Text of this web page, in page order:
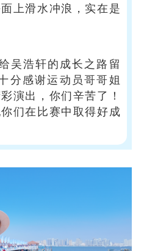
上滑水冲浪，实在是
吴浩轩的成长之路留
分感谢运动员哥哥姐
演出，你们辛苦了！
们在比赛中取得好成